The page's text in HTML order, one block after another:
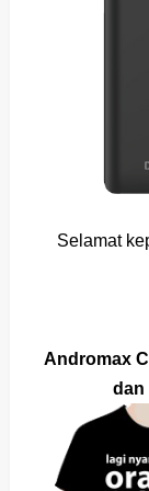
Selamat
Andromax
dan